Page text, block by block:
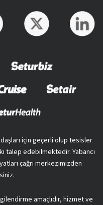
için geçerli olup tesisler
talep edebilmektedir. Yabancı
çağrı merkezimizden
amaçlıdır, hizmet ve